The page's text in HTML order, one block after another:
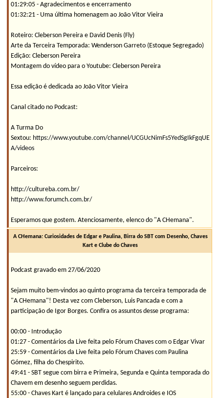
01:29:05 - Agradecimentos e encerramento
01:32:21 - Uma última homenagem ao João Vitor Vieira
Roteiro: Cleberson Pereira e David Denis (Fly)
Arte da Terceira Temporada: Wenderson Garreto (Estoque Segregado)
Edição: Cleberson Pereira
Montagem do vídeo para o Youtube: Cleberson Pereira
Essa edição é dedicada ao João Vitor Vieira
Canal citado no Podcast:
A Turma Do
Sextou: https://www.youtube.com/channel/UCGUcNimFs5YedSgIkFgqUE
A/videos
Parceiros:
http://cultureba.com.br/
http://www.forumch.com.br/
Esperamos que gostem. Atenciosamente, elenco do "A CHemana".
A CHemana: Curiosidades de Edgar e Paulina, Birra do SBT com Desenho, Chaves
Kart e Clube do Chaves
Podcast gravado em 27/06/2020
Sejam muito bem-vindos ao quinto programa da terceira temporada de
"A CHemana"! Desta vez com Cleberson, Luis Pancada e com a
participação de Igor Borges. Confira os assuntos desse programa:
00:00 - Introdução
01:27 - Comentários da Live feita pelo Fórum Chaves com o Edgar Vivar
25:59 - Comentários da Live feita pelo Fórum Chaves com Paulina
Gómez, filha do Chespirito.
49:41 - SBT segue com birra e Primeira, Segunda e Quinta temporada do
Chavem em desenho seguem perdidas.
55:00 - Chaves Kart é lançado para celulares Androides e IOS